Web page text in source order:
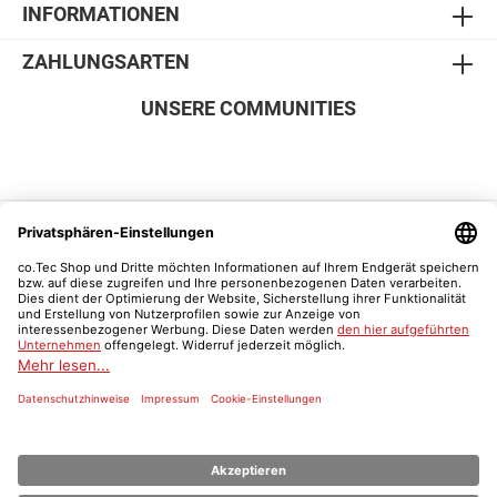
INFORMATIONEN
ZAHLUNGSARTEN
SICHER EINKAUFEN
UNSERE COMMUNITIES
* Alle Preise inkl. gesetzl. Mehrwertsteuer zzgl.